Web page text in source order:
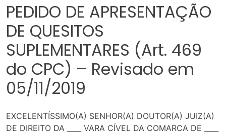
PEDIDO DE APRESENTAÇÃO
DE QUESITOS
SUPLEMENTARES (Art. 469
do CPC) – Revisado em
05/11/2019
EXCELENTÍSSIMO(A) SENHOR(A) DOUTOR(A) JUIZ(A)
DE DIREITO DA ____ VARA CÍVEL DA COMARCA DE ____